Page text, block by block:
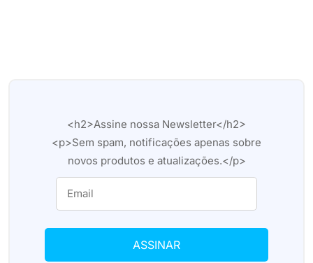
<h2>Assine nossa Newsletter</h2>
<p>Sem spam, notificações apenas sobre
novos produtos e atualizações.</p>
ASSINAR